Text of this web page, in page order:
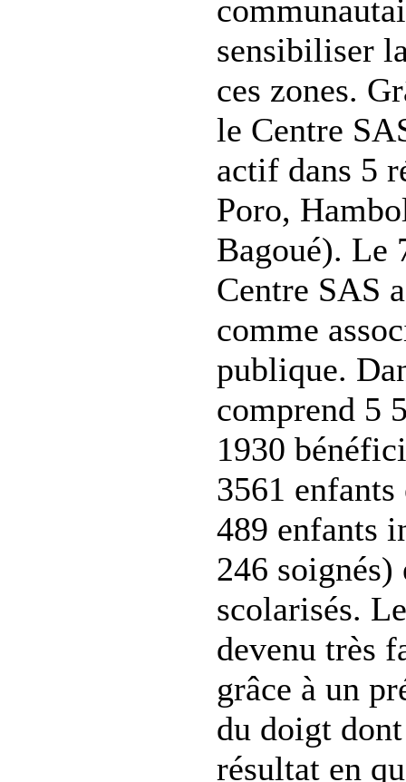
sensibiliser
ces zones.
le Centre
actif dans 5
Poro,
Bagoué). Le
Centre SAS
comme
publique.
comprend 5
1930
3561
489 enfants
246 soignés)
scolarisés.
devenu très
grâce à un
du doigt
résultat en